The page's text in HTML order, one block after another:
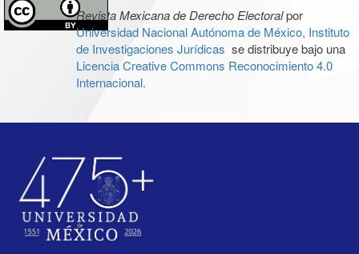
Revista Mexicana de Derecho Electoralpor
Universidad Nacional Autónoma de México, Instituto
de Investigaciones Jurídicas se distribuye bajo una
Licencia Creative Commons Reconocimiento 4.0
Internacional.